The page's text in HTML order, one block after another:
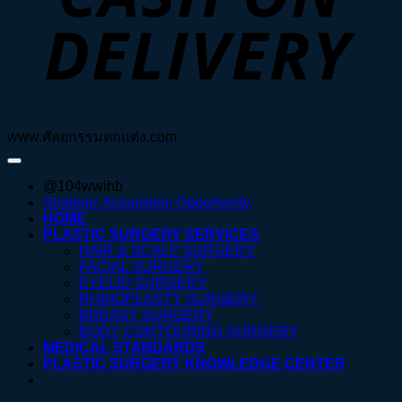
www.ศัลยกรรมตกแต่ง.com
@104wwihb
Strategic Acquisition Opportunity
HOME
PLASTIC SURGERY SERVICES
HAIR & SCALP SURGERY
FACIAL SURGERY
EYELID SURGERY
RHINOPLASTY SURGERY
BREAST SURGERY
BODY CONTOURING SURGERY
MEDICAL STANDARDS
PLASTIC SURGERY KNOWLEDGE CENTER